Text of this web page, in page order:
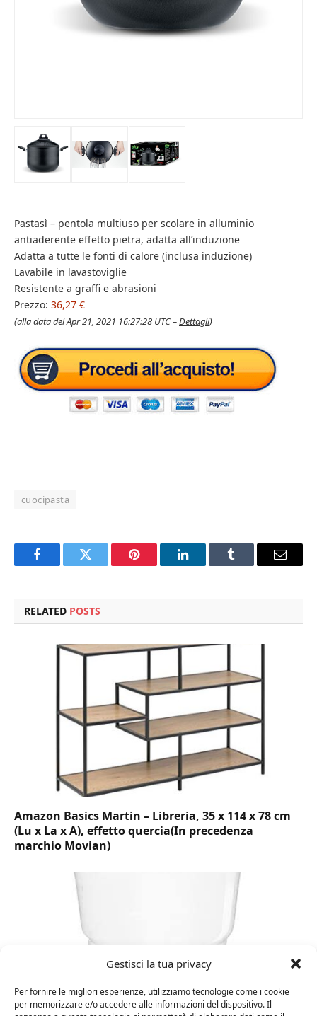
Gestisci la tua privacy
Per fornire le migliori esperienze, utilizziamo tecnologie come i cookie
per memorizzare e/o accedere alle informazioni del dispositivo. Il
Pastasì – pentola multiuso per scolare in alluminio
antiaderente effetto pietra, adatta all’induzione
Adatta a tutte le fonti di calore (inclusa induzione)
Lavabile in lavastoviglie
Resistente a graffi e abrasioni
Prezzo: 36,27 €
(alla data del Apr 21, 2021 16:27:28 UTC –Dettagli)
cuocipasta
FacebookTwitter Pinterest LinkedInTumblr Email
RELATED POSTS
Amazon Basics Martin – Libreria, 35 x 114 x 78 cm
(Lu x La x A), effetto quercia(In precedenza
marchio Movian)